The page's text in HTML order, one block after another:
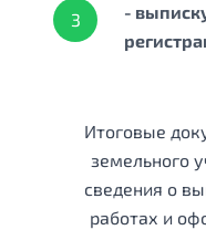
3
-
Итоговые
земельного
сведения о
работах и